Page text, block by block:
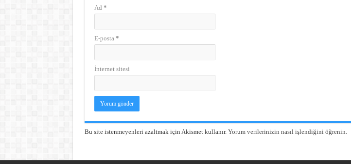
Ad *
E-posta *
İnternet sitesi
Bu site istenmeyenleri azaltmak için Akismet kullanır. Yorum verilerinizin nasıl işlendiğini öğrenin.